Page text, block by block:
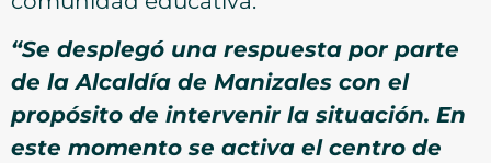
“Se desplegó una respuesta por parte
de la Alcaldía de Manizales con el
propósito de intervenir la situación. En
este momento se activa el centro de